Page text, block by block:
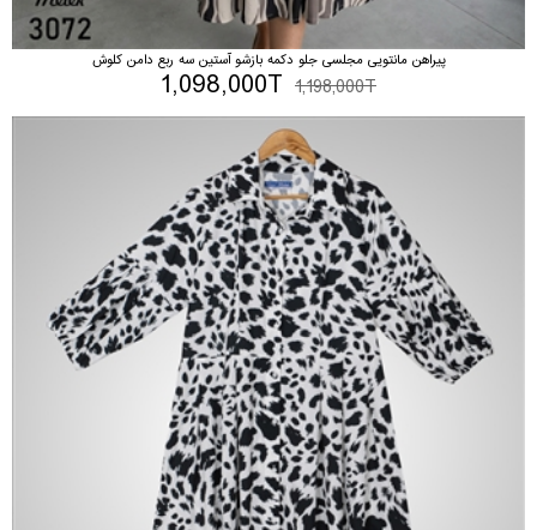
پیراهن مانتویی مجلسی جلو دکمه بازشو آستین سه ربع دامن کلوش
1,198,000T
1,098,000T